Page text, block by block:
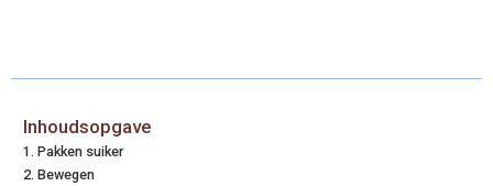
Inhoudsopgave
Pakken suiker
Bewegen